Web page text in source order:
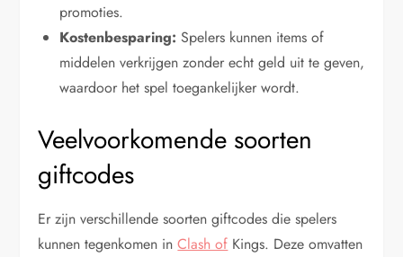
promoties.
Kostenbesparing: Spelers kunnen items of
middelen verkrijgen zonder echt geld uit te geven,
waardoor het spel toegankelijker wordt.
Veelvoorkomende soorten
giftcodes
Er zijn verschillende soorten giftcodes die spelers
kunnen tegenkomen inClash of Kings. Deze omvatten